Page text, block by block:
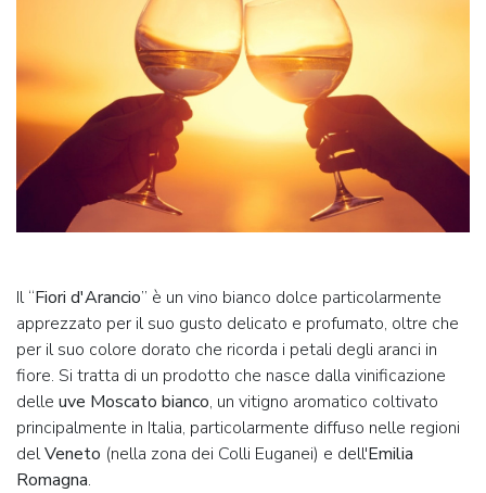
Il “Fiori d'Arancio” è un vino bianco dolce particolarmente
apprezzato per il suo gusto delicato e profumato, oltre che
per il suo colore dorato che ricorda i petali degli aranci in
fiore. Si tratta di un prodotto che nasce dalla vinificazione
delle uve Moscato bianco, un vitigno aromatico coltivato
principalmente in Italia, particolarmente diffuso nelle regioni
delVeneto (nella zona dei Colli Euganei) e dell'Emilia
Romagna.